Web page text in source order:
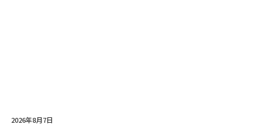
2026年8月7日